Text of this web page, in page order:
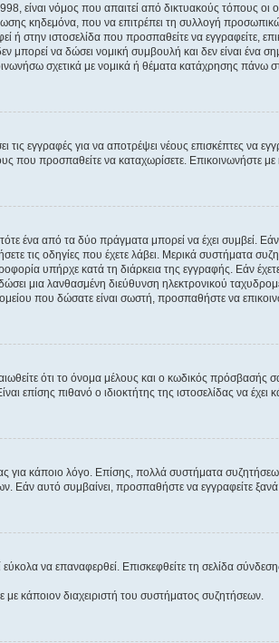
είναι νόμος που απαιτεί από δικτυακούς τόπους
κηδεμόνα, που να επιτρέπει τη συλλογή
ή στην ιστοσελίδα που προσπαθείτε να εγγραφείτε,
μπορεί να δώσει νομική συμβουλή και δεν είναι ένα
σχετικά με νομικά ή θέματα κατάχρησης πάνω
τις εγγραφές για να αποτρέψει νέους επισκέπτες να
που προσπαθείτε να καταχωρίσετε. Επικοινωνήστε
ένα από τα δύο πράγματα μπορεί να έχει συμβεί. Εάν
τις οδηγίες που έχετε λάβει. Μερικά συστήματα
υπήρχε κατά τη διάρκεια της εγγραφής. Εάν
μια λανθασμένη διεύθυνση ηλεκτρονικού
που δώσατε είναι σωστή, προσπαθήστε να
ότι το όνομα μέλους και ο κωδικός πρόσβασής
επίσης πιθανό ο ιδιοκτήτης της ιστοσελίδας να έχει
για κάποιο λόγο. Επίσης, πολλά συστήματα
αυτό συμβαίνει, προσπαθήστε να εγγραφείτε ξανά
να επαναφερθεί. Επισκεφθείτε τη σελίδα
κάποιον διαχειριστή του συστήματος συζητήσεων.